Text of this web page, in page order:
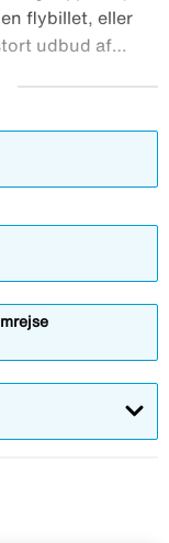
flybillet, eller
udbud af